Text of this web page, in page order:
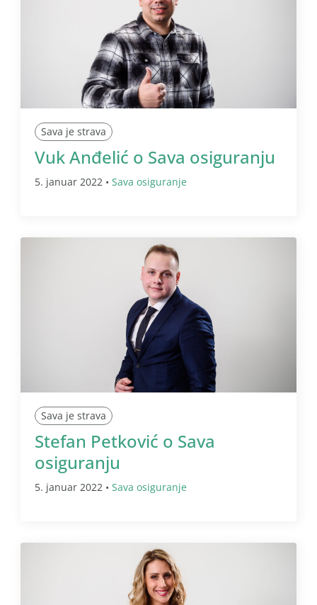
Sava je strava
Vuk Anđelić o Sava osiguranju
5. januar 2022 • Sava osiguranje
Sava je strava
Stefan Petković o Sava
osiguranju
5. januar 2022 • Sava osiguranje